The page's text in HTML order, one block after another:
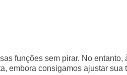
funções sem pirar. No
embora consigamos ajustar sua